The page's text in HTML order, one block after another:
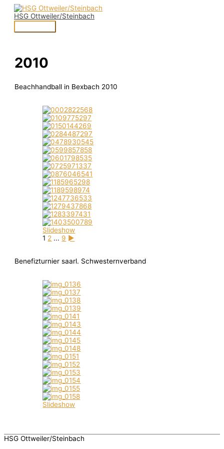
Zum
Inhalt
springen
HSG Ottweiler/Steinbach
Hauptmenü
2010
Beachhandball in Bexbach 2010
Slideshow
1 2 ... 9 ►
Benefizturnier saarl. Schwesternverband
Slideshow
HSG Ottweiler/Steinbach